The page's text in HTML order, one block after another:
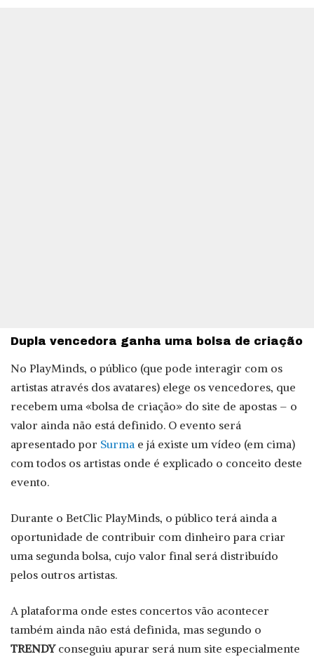
Dupla vencedora ganha uma bolsa de criação
No PlayMinds, o público (que pode interagir com os
artistas através dos avatares) elege os vencedores, que
recebem uma «bolsa de criação» do site de apostas – o
valor ainda não está definido. O evento será
apresentado por Surma e já existe um vídeo (em cima)
com todos os artistas onde é explicado o conceito deste
evento.
Durante o BetClic PlayMinds, o público terá ainda a
oportunidade de contribuir com dinheiro para criar
uma segunda bolsa, cujo valor final será distribuído
pelos outros artistas.
A plataforma onde estes concertos vão acontecer
também ainda não está definida, mas segundo o
TRENDYconseguiu apurar será num site especialmente